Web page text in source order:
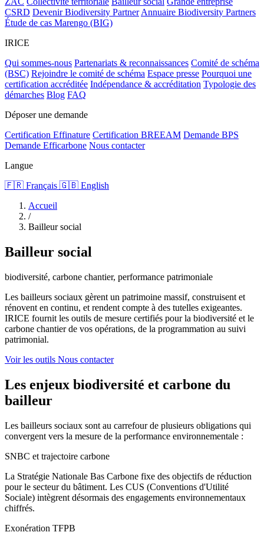
CSRD Devenir Biodiversity Partner Annuaire Biodiversity Partners
Étude de cas Marengo (BIG)
IRICE
Qui sommes-nous Partenariats & reconnaissances Comité de schéma
(BSC) Rejoindre le comité de schéma Espace presse Pourquoi une
certification accréditée Indépendance & accréditation Typologie des
démarches Blog FAQ
Déposer une demande
Certification Effinature Certification BREEAM Demande BPS
Demande Efficarbone Nous contacter
Langue
🇫🇷 Français 🇬🇧 English
Accueil
/
Bailleur social
Bailleur social
biodiversité, carbone chantier, performance patrimoniale
Les bailleurs sociaux gèrent un patrimoine massif, construisent et
rénovent en continu, et rendent compte à des tutelles exigeantes.
IRICE fournit les outils de mesure certifiés pour la biodiversité et le
carbone chantier de vos opérations, de la programmation au suivi
patrimonial.
Voir les outils Nous contacter
Les enjeux biodiversité et carbone du
bailleur
Les bailleurs sociaux sont au carrefour de plusieurs obligations qui
convergent vers la mesure de la performance environnementale :
SNBC et trajectoire carbone
La Stratégie Nationale Bas Carbone fixe des objectifs de réduction
pour le secteur du bâtiment. Les CUS (Conventions d'Utilité
Sociale) intègrent désormais des engagements environnementaux
chiffrés.
Exonération TFPB